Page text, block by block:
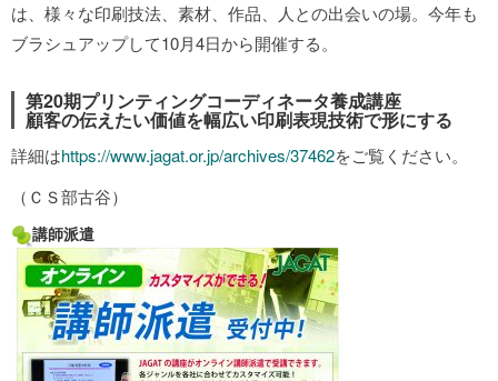
は、様々な印刷技法、素材、作品、人との出会いの場。今年も
ブラシュアップして10月4日から開催する。
第20期プリンティングコーディネータ養成講座
顧客の伝えたい価値を幅広い印刷表現技術で形にする
詳細はhttps://www.jagat.or.jp/archives/37462をご覧ください。
（ＣＳ部古谷）
講師派遣